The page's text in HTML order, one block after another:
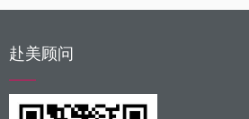
赴美顾问